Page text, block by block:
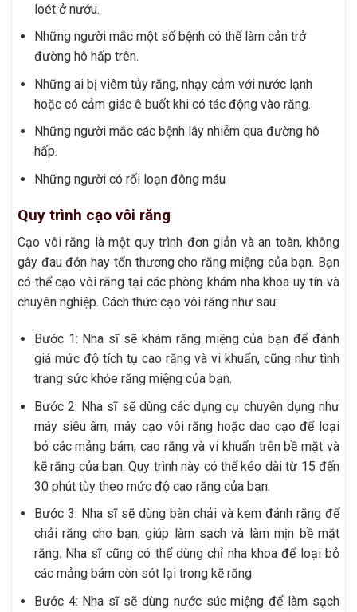
loét ở nướu.
Những người mắc một số bệnh có thể làm cản trở
đường hô hấp trên.
Những ai bị viêm tủy răng, nhạy cảm với nước lạnh
hoặc có cảm giác ê buốt khi có tác động vào răng.
Những người mắc các bệnh lây nhiễm qua đường hô
hấp.
Những người có rối loạn đông máu
Quy trình cạo vôi răng
Cạo vôi răng là một quy trình đơn giản và an toàn, không
gây đau đớn hay tổn thương cho răng miệng của bạn. Bạn
có thể cạo vôi răng tại các phòng khám nha khoa uy tín và
chuyên nghiệp. Cách thức cạo vôi răng như sau:
Bước 1: Nha sĩ sẽ khám răng miệng của bạn để đánh
giá mức độ tích tụ cao răng và vi khuẩn, cũng như tình
trạng sức khỏe răng miệng của bạn.
Bước 2: Nha sĩ sẽ dùng các dụng cụ chuyên dụng như
máy siêu âm, máy cạo vôi răng hoặc dao cạo để loại
bỏ các mảng bám, cao răng và vi khuẩn trên bề mặt và
kẽ răng của bạn. Quy trình này có thể kéo dài từ 15 đến
30 phút tùy theo mức độ cao răng của bạn.
Bước 3: Nha sĩ sẽ dùng bàn chải và kem đánh răng để
chải răng cho bạn, giúp làm sạch và làm mịn bề mặt
răng. Nha sĩ cũng có thể dùng chỉ nha khoa để loại bỏ
các mảng bám còn sót lại trong kẽ răng.
Bước 4: Nha sĩ sẽ dùng nước súc miệng để làm sạch